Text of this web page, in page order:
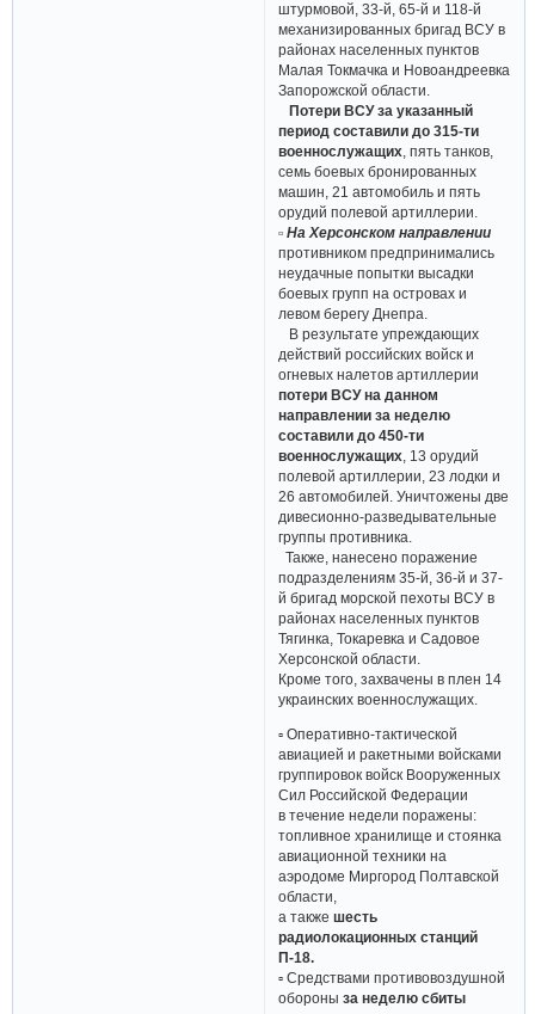
штурмовой, 33-й, 65-й и 118-й
механизированных бригад ВСУ в
районах населенных пунктов
Малая Токмачка и Новоандреевка
Запорожской области.
Потери ВСУ за указанный
период составили до 315-ти
военнослужащих , пять танков,
семь боевых бронированных
машин, 21 автомобиль и пять
орудий полевой артиллерии.
▫ На Херсонском направлении
противником предпринимались
неудачные попытки высадки
боевых групп на островах и
левом берегу Днепра.
В результате упреждающих
действий российских войск и
огневых налетов артиллерии
потери ВСУ на данном
направлении за неделю
составили до 450-ти
военнослужащих , 13 орудий
полевой артиллерии, 23 лодки и
26 автомобилей. Уничтожены две
дивесионно-разведывательные
группы противника.
Также, нанесено поражение
подразделениям 35-й, 36-й и 37-
й бригад морской пехоты ВСУ в
районах населенных пунктов
Тягинка, Токаревка и Садовое
Херсонской области.
Кроме того, захвачены в плен 14
украинских военнослужащих.
▫ Оперативно-тактической
авиацией и ракетными войсками
группировок войск Вооруженных
Сил Российской Федерации
в течение недели поражены:
топливное хранилище и стоянка
авиационной техники на
аэродоме Миргород Полтавской
области,
а такжешесть
радиолокационных станций
П-18.
▫ Средствами противовоздушной
обороныза неделю сбиты